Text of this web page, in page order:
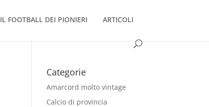
IL FOOTBALL DEI PIONIERI ARTICOLI
Categorie
Amarcord molto vintage
Calcio di provincia